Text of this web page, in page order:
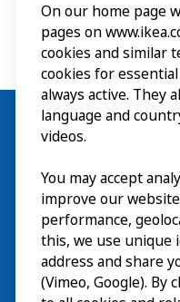
Visita
Explorar
Actividades
EN
On our home page
pages on
cookies and similar
cookies for
always active. They
language and
videos.
You may accept
improve our
performance,
this, we use unique
address and share
(Vimeo, Google). By